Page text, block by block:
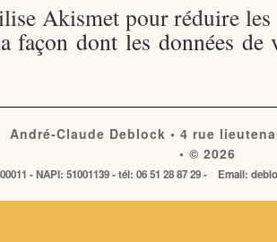
Akismet pour réduire
façon dont les données de
André-Claude Deblock • 4 rue
• © 2026
- NAPI: 51001139 - tél: 06 51 28 87 29 - Email: